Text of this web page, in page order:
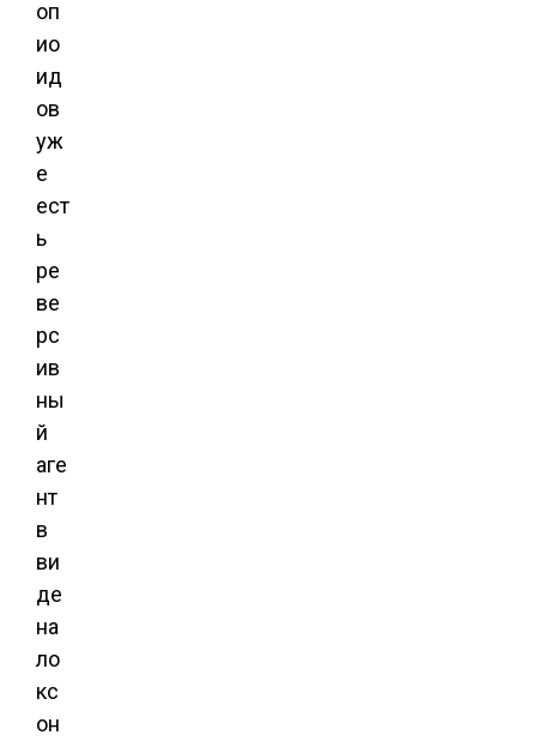
оп
ио
ид
ов
уж
е
ест
ь
ре
ве
рс
ив
ны
й
аге
нт
в
ви
де
на
ло
кс
он